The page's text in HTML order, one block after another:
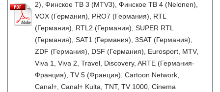
2), Финское ТВ 3 (MTV3), Финское ТВ 4 (Nelonen),
VOX (Германия), PRO7 (Германия), RTL
(Германия), RTL2 (Германия), SUPER RTL
(Германия), SAT1 (Германия), 3SAT (Германия),
ZDF (Германия), DSF (Германия), Eurosport, MTV,
Viva 1, Viva 2, Travel, Discovery, ARTE (Германия-
Франция), TV 5 (Франция), Cartoon Network,
Canal+, Canal+ Kulta, TNT, TV 1000, Cinema